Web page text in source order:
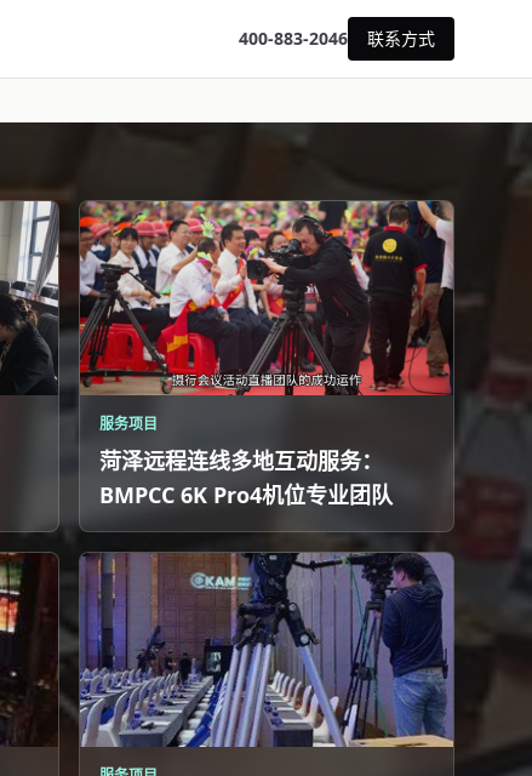
400-883-2046 联系方式
服务项目
菏泽远程连线多地互动服务：
BMPCC 6K Pro4机位专业团队